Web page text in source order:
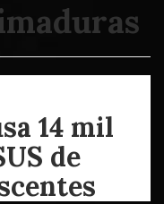
14 mil
de